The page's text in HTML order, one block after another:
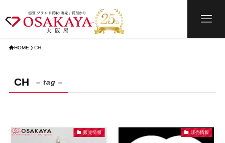
HOME CH
CH – tag –
販売情報 販売情報